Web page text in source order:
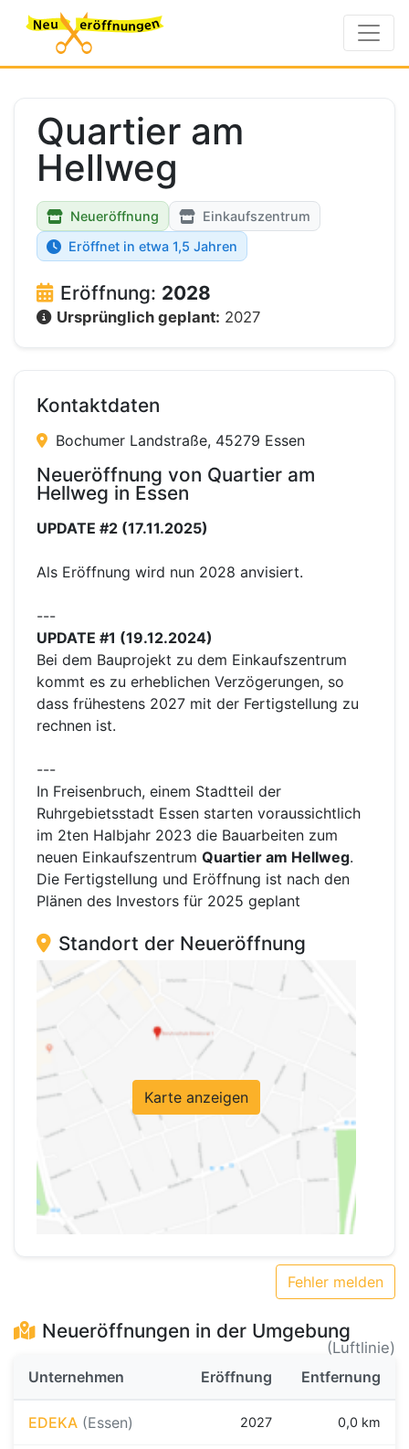
Quartier am
Hellweg
Neueröffnung
Einkaufszentrum
Eröffnet in etwa 1,5 Jahren
Eröffnung: 2028
Ursprünglich geplant: 2027
Kontaktdaten
Bochumer Landstraße, 45279 Essen
Neueröffnung von Quartier am
Hellweg in Essen
UPDATE #2 (17.11.2025)
Als Eröffnung wird nun 2028 anvisiert.
---
UPDATE #1 (19.12.2024)
Bei dem Bauprojekt zu dem Einkaufszentrum
kommt es zu erheblichen Verzögerungen, so
dass frühestens 2027 mit der Fertigstellung zu
rechnen ist.
---
In Freisenbruch, einem Stadtteil der
Ruhrgebietsstadt Essen starten voraussichtlich
im 2ten Halbjahr 2023 die Bauarbeiten zum
neuen Einkaufszentrum Quartier am Hellweg.
Die Fertigstellung und Eröffnung ist nach den
Plänen des Investors für 2025 geplant
Standort der Neueröffnung
Karte anzeigen
Fehler melden
Neueröffnungen in der Umgebung
(Luftlinie)
Unternehmen
Eröffnung Entfernung
EDEKA (Essen) 2027 0,0 km